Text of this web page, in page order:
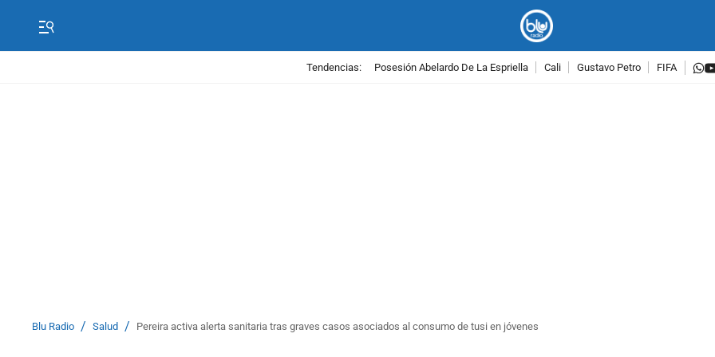
Tendencias: Posesión Abelardo De La Espriella Cali Gustavo Petro FIFA
Blu Radio / Salud / Pereira activa alerta sanitaria tras graves casos asociados al consumo de tusi en jóvenes